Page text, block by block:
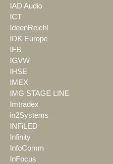
IAD Audio
ICT
IdeenReich!
IDK Europe
IFB
IGVW
IHSE
IMEX
IMG STAGE LINE
Imtradex
in2Systems
INFiLED
Infinity
InfoComm
InFocus